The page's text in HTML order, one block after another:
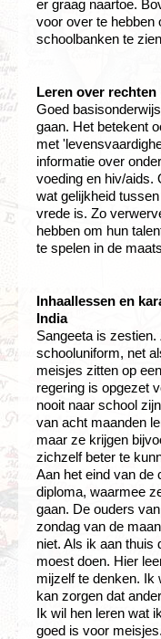
er graag naartoe.
voor over te hebben
schoolbanken te
Leren over rechten
Goed
gaan. Het betekent
met
informatie over
voeding en hiv/aids.
wat gelijkheid
vrede is. Zo
hebben om hun
te spelen in de
Inhaallessen en
India
Sangeeta is
schooluniform, net
meisjes zitten op
regering is opgezet
nooit naar school
van acht maanden
maar ze krijgen
zichzelf beter te
Aan het eind van de
diploma, waarmee
gaan. De ouders
zondag van de
niet. Als ik aan thuis
moest doen. Hier
mijzelf te denken. Ik
kan zorgen dat
Ik wil hen leren wat
goed is voor meisjes.